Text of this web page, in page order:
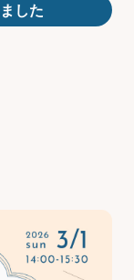
した